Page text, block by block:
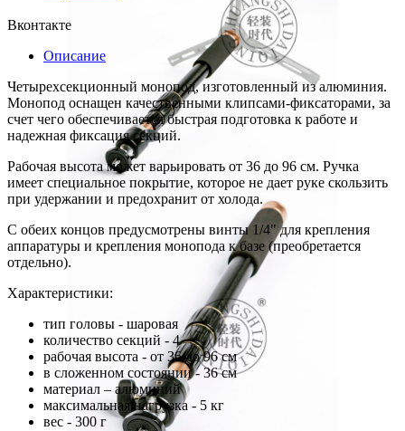
Вконтакте
Описание
Четырехсекционный монопод, изготовленный из алюминия.
Монопод оснащен качественными клипсами-фиксаторами, за
счет чего обеспечивается быстрая подготовка к работе и
надежная фиксация секций.
Рабочая высота может варьировать от 36 до 96 см. Ручка
имеет специальное покрытие, которое не дает руке скользить
при удержании и предохранит от холода.
С обеих концов предусмотрены винты 1/4" для крепления
аппаратуры и крепления монопода к базе (преобретается
отдельно).
Характеристики:
тип головы - шаровая
количество секций - 4
рабочая высота - от 36 до 96 см
в сложенном состоянии - 36 см
материал – алюминий
максимальная нагрузка - 5 кг
вес - 300 г